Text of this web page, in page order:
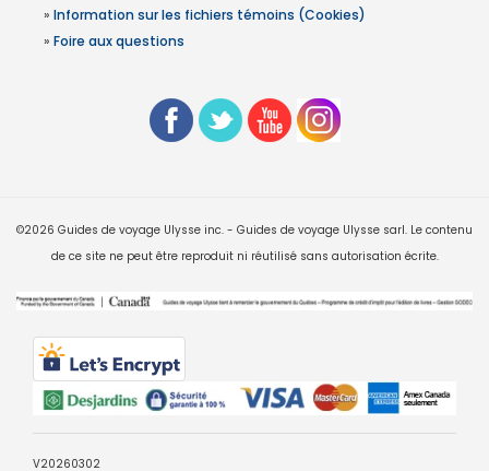
» Information sur les fichiers témoins (Cookies)
» Foire aux questions
©2026 Guides de voyage Ulysse inc. - Guides de voyage Ulysse sarl. Le contenu
de ce site ne peut être reproduit ni réutilisé sans autorisation écrite.
V20260302